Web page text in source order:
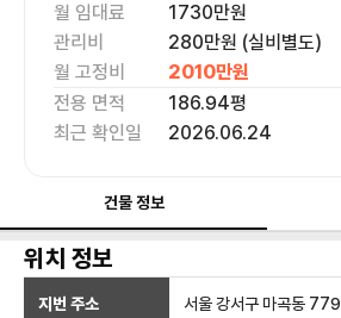
월 임대료
1730만원
관리비
280만원 (실비별도)
월 고정비
2010만원
전용 면적
186.94평
최근 확인일
2026.06.24
건물 정보
위치 정보
지번 주소 서울 강서구 마곡동 779